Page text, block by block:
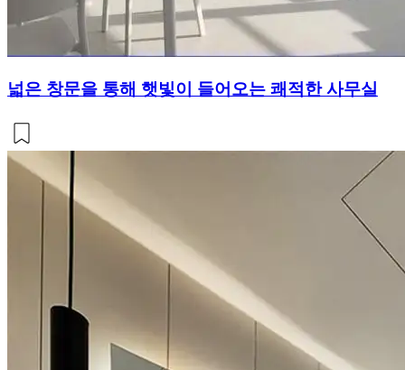
넓은 창문을 통해 햇빛이 들어오는 쾌적한 사무실